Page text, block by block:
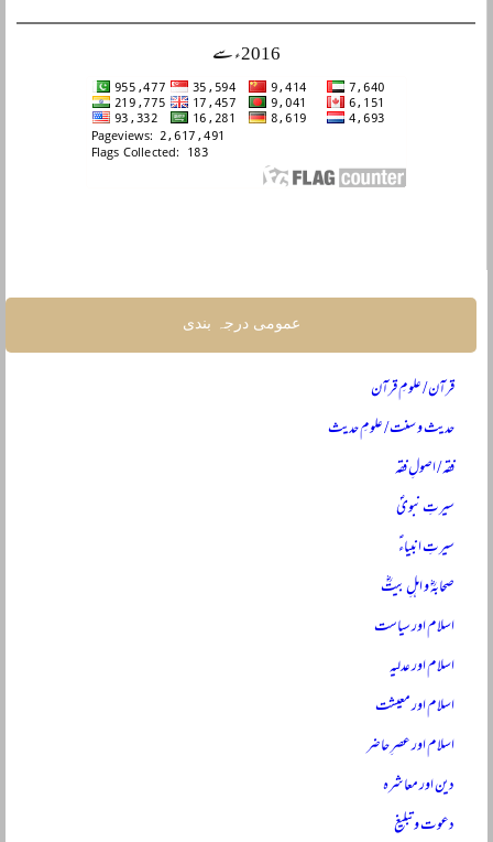
2016ء سے
عمومی درجہ بندی
قرآن / علومِ قرآن
حدیث و سنت / علومِ حدیث
فقہ / اصولِ فقہ
سیرتِ نبویؐ
سیرتِ انبیاءؑ
صحابہؓ و اہلِ بیتؓ
اسلام اور سیاست
اسلام اور عدلیہ
اسلام اور معیشت
اسلام اور عصرِ حاضر
دین اور معاشرہ
دعوت و تبلیغ